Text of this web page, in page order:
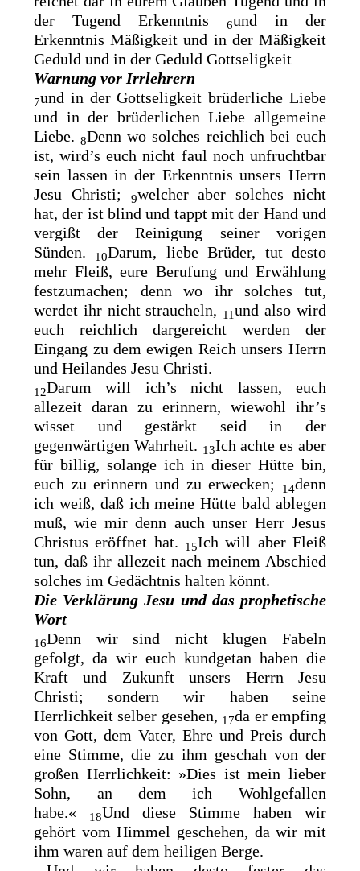
der Tugend Erkenntnis
6und in der
Erkenntnis Mäßigkeit und in der Mäßigkeit
Geduld und in der Geduld Gottseligkeit
Warnung vor Irrlehrern
7und in der Gottseligkeit brüderliche Liebe
und in der brüderlichen Liebe allgemeine
Liebe. 8Denn wo solches reichlich bei euch
ist, wird’s euch nicht faul noch unfruchtbar
sein lassen in der Erkenntnis unsers Herrn
Jesu Christi;
9welcher aber solches nicht
hat, der istblind und tappt mit der Hand und
vergißt der Reinigung seiner vorigen
Sünden.
10Darum, liebe Brüder, tut desto
mehr Fleiß, eure Berufung und Erwählung
festzumachen; denn wo ihr solches tut,
werdet ihr nicht straucheln, 11 und also wird
euch reichlich dargereicht werden der
Eingang zu dem ewigen Reich unsers Herrn
und Heilandes Jesu Christi.
12Darum will ich’s nicht lassen, euch
allezeit daran zu erinnern, wiewohl ihr’s
wisset und gestärkt seid in der
gegenwärtigen Wahrheit. 13Ich achte es aber
für billig, solange ich in dieser Hütte bin,
euch zu erinnern und zu erwecken;
14denn
ich weiß, daß ich meine Hütte bald ablegen
muß, wie mir denn auch unser Herr Jesus
Christus eröffnet hat.
15Ich will aber Fleiß
tun, daß ihr allezeit nach meinem Abschied
solches im Gedächtnis halten könnt.
Die Verklärung Jesu und das prophetische
Wort
16Denn wir sind nicht klugen Fabeln
gefolgt, da wir euch kundgetan haben die
Kraft und Zukunft unsers Herrn Jesu
Christi; sondern wir haben seine
Herrlichkeit selber gesehen, 17da er empfing
von Gott, dem Vater, Ehre und Preis durch
eine Stimme, die zu ihm geschah von der
großen Herrlichkeit: »Dies ist mein lieber
Sohn, an dem ich Wohlgefallen
habe.«
18Und diese Stimme haben wir
gehört vom Himmel geschehen, da wir mit
ihm waren auf dem heiligen Berge.